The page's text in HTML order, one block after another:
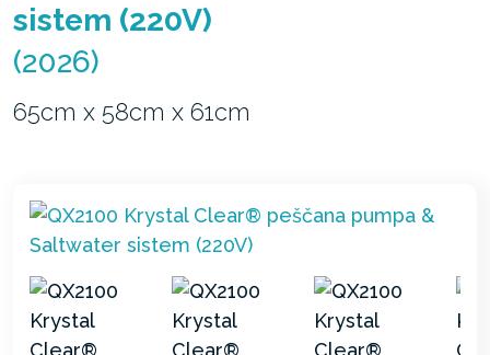
sistem (220V)
(2026)
65cm x 58cm x 61cm